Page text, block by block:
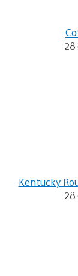
28
Kentucky
28